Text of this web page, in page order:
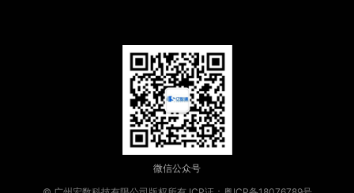
微信公众号